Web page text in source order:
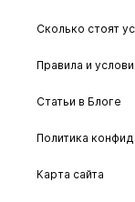
Сколько стоят
Правила и
Статьи в Блоге
Политика
Карта сайта